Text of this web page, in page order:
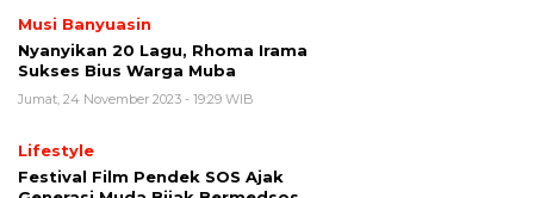
Musi Banyuasin
Nyanyikan 20 Lagu, Rhoma Irama
Sukses Bius Warga Muba
Jumat, 24 November 2023 - 19:29 WIB
Lifestyle
Festival Film Pendek SOS Ajak